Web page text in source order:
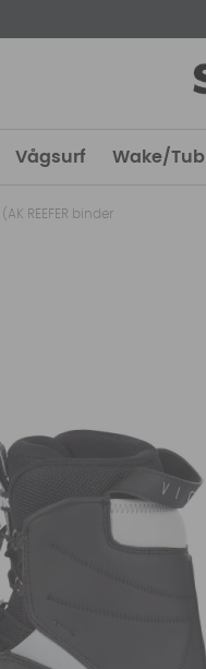
Vågsurf Wake/Tub
REEFER binder